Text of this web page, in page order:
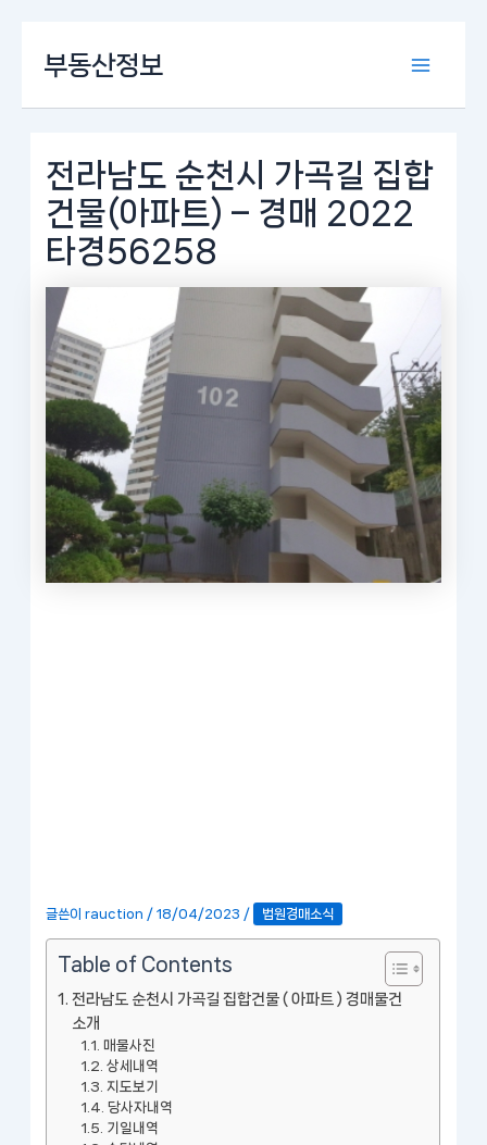
로
부동산정보
전라남도 순천시 가곡길 집합
건물(아파트) – 경매 2022
타경56258
글쓴이rauction /18/04/2023 / 법원경매소식
Table of Contents
전라남도 순천시 가곡길 집합건물 ( 아파트 ) 경매물건
소개
매물사진
상세내역
지도보기
당사자내역
기일내역